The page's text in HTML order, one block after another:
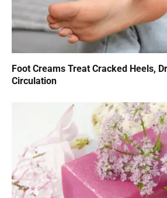
Foot Creams Treat Cracked Heels,
Circulation